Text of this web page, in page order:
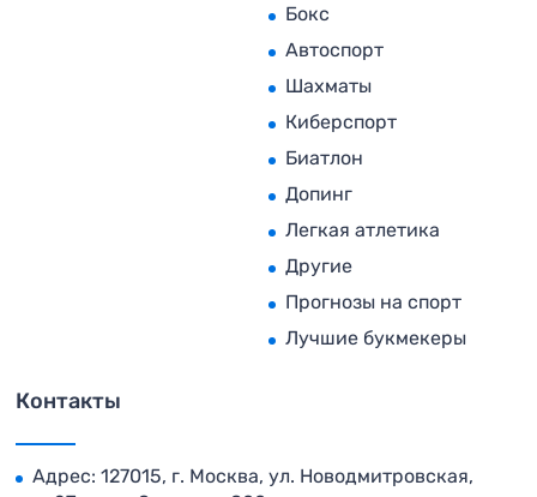
Бокс
Автоспорт
Шахматы
Киберспорт
Биатлон
Допинг
Легкая атлетика
Другие
Прогнозы на спорт
Лучшие букмекеры
Контакты
Адрес: 127015, г. Москва, ул. Новодмитровская,